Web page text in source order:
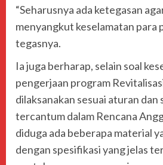
“Seharusnya ada ketegasan
menyangkut keselamatan para
tegasnya.
Ia juga berharap, selain soal
pengerjaan program
dilaksanakan sesuai aturan dan
tercantum dalam Rencana
diduga ada beberapa material
dengan spesifikasi yang jelas